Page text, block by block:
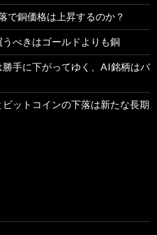
で銅価格は上昇するのか？
べきはゴールドよりも銅
勝手に下がってゆく、AI銘柄はバ
ットコインの下落は新たな長期